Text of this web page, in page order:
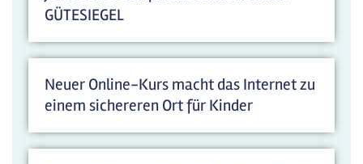
GÜTESIEGEL
Neuer Online-Kurs macht das Internet zu
einem sichereren Ort für Kinder